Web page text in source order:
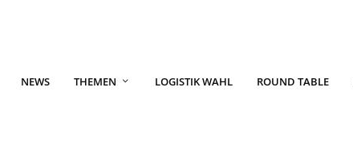
NEWS THEMEN LOGISTIK WAHL ROUND TABLE